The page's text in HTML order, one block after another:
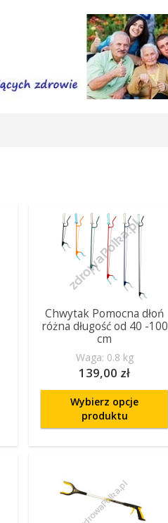
Chwytak Pomocna dłoń
różna długość od 40 -100
cm
Waga: 0.8 kg
139,00 zł
Wybierz opcje
produktu